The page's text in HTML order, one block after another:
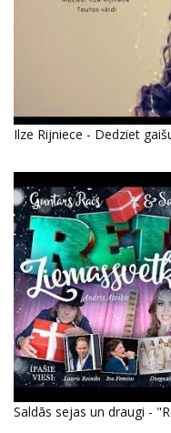
Ilze Rijniece - Dedziet
Saldās sejas un draugi -